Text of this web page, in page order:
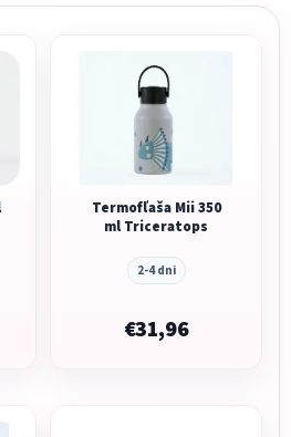
Termofľaša Mii 350
ml Triceratops
2-4 dni
€31,96